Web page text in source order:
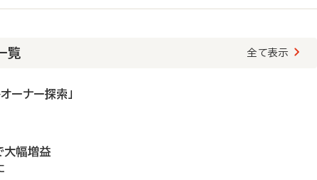
覧 全て表示
ーナー探索」
大幅増益